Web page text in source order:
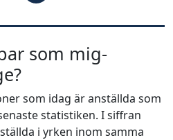
som mig-
som idag är anställda som
statistiken. I siffran
i yrken inom samma